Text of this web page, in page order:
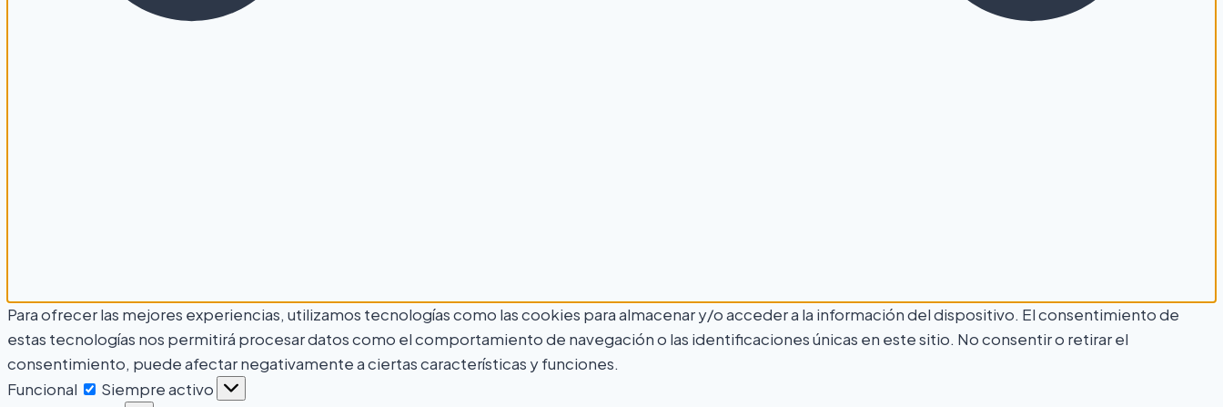
Para ofrecer las mejores experiencias, utilizamos tecnologías como las cookies para almacenar y/o acceder a la información del dispositivo. El consentimiento de
estas tecnologías nos permitirá procesar datos como el comportamiento de navegación o las identificaciones únicas en este sitio. No consentir o retirar el
consentimiento, puede afectar negativamente a ciertas características y funciones.
Funcional
Siempre activo